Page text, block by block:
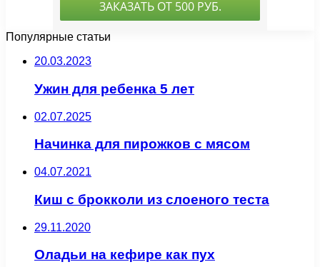
Популярные статьи
20.03.2023
Ужин для ребенка 5 лет
02.07.2025
Начинка для пирожков с мясом
04.07.2021
Киш с брокколи из слоеного теста
29.11.2020
Оладьи на кефире как пух